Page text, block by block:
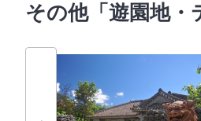
その他「遊園地・